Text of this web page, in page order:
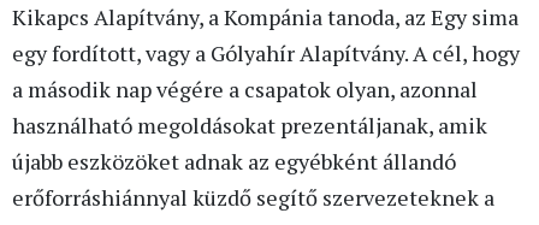
Kikapcs Alapítvány, a Kompánia tanoda, az Egy sima
egy fordított, vagy a Gólyahír Alapítvány. A cél, hogy
a második nap végére a csapatok olyan, azonnal
használható megoldásokat prezentáljanak, amik
újabb eszközöket adnak az egyébként állandó
erőforráshiánnyal küzdő segítő szervezeteknek a